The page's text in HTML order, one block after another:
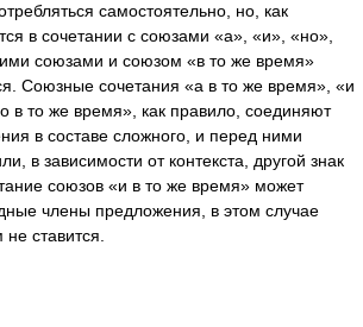
самостоятельно, но, как
в сочетании с союзами «а», «и», «но»,
союзами и союзом «в то же время»
Союзные сочетания «а в то же время», «и
в то же время», как правило, соединяют
в составе сложного, и перед ними
в зависимости от контекста, другой знак
союзов «и в то же время» может
члены предложения, в этом случае
ставится.